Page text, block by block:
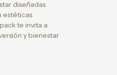
diseñadas
estéticas
te invita a
y bienestar